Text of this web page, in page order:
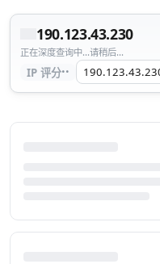
190.123.43.230
正在深度查询中...请稍后...
IP 评分··